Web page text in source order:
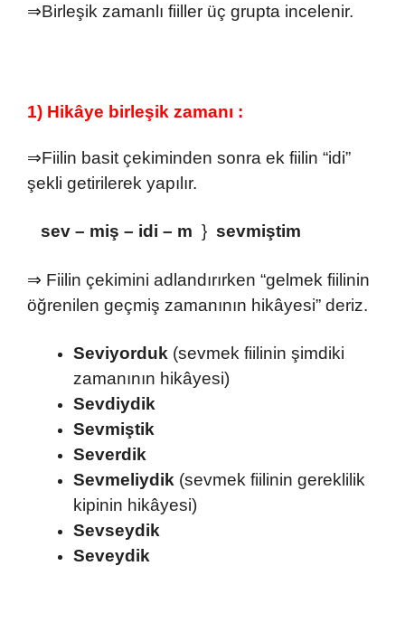
⇒Birleşik zamanlı fiiller üç grupta incelenir.
1) Hikâye birleşik zamanı :
⇒Fiilin basit çekiminden sonra ek fiilin “idi”
şekli getirilerek yapılır.
sev – miş – idi – m } sevmiştim
⇒ Fiilin çekimini adlandırırken “gelmek fiilinin
öğrenilen geçmiş zamanının hikâyesi” deriz.
Seviyorduk (sevmek fiilinin şimdiki
zamanının hikâyesi)
Sevdiydik
Sevmiştik
Severdik
Sevmeliydik (sevmek fiilinin gereklilik
kipinin hikâyesi)
Sevseydik
Seveydik